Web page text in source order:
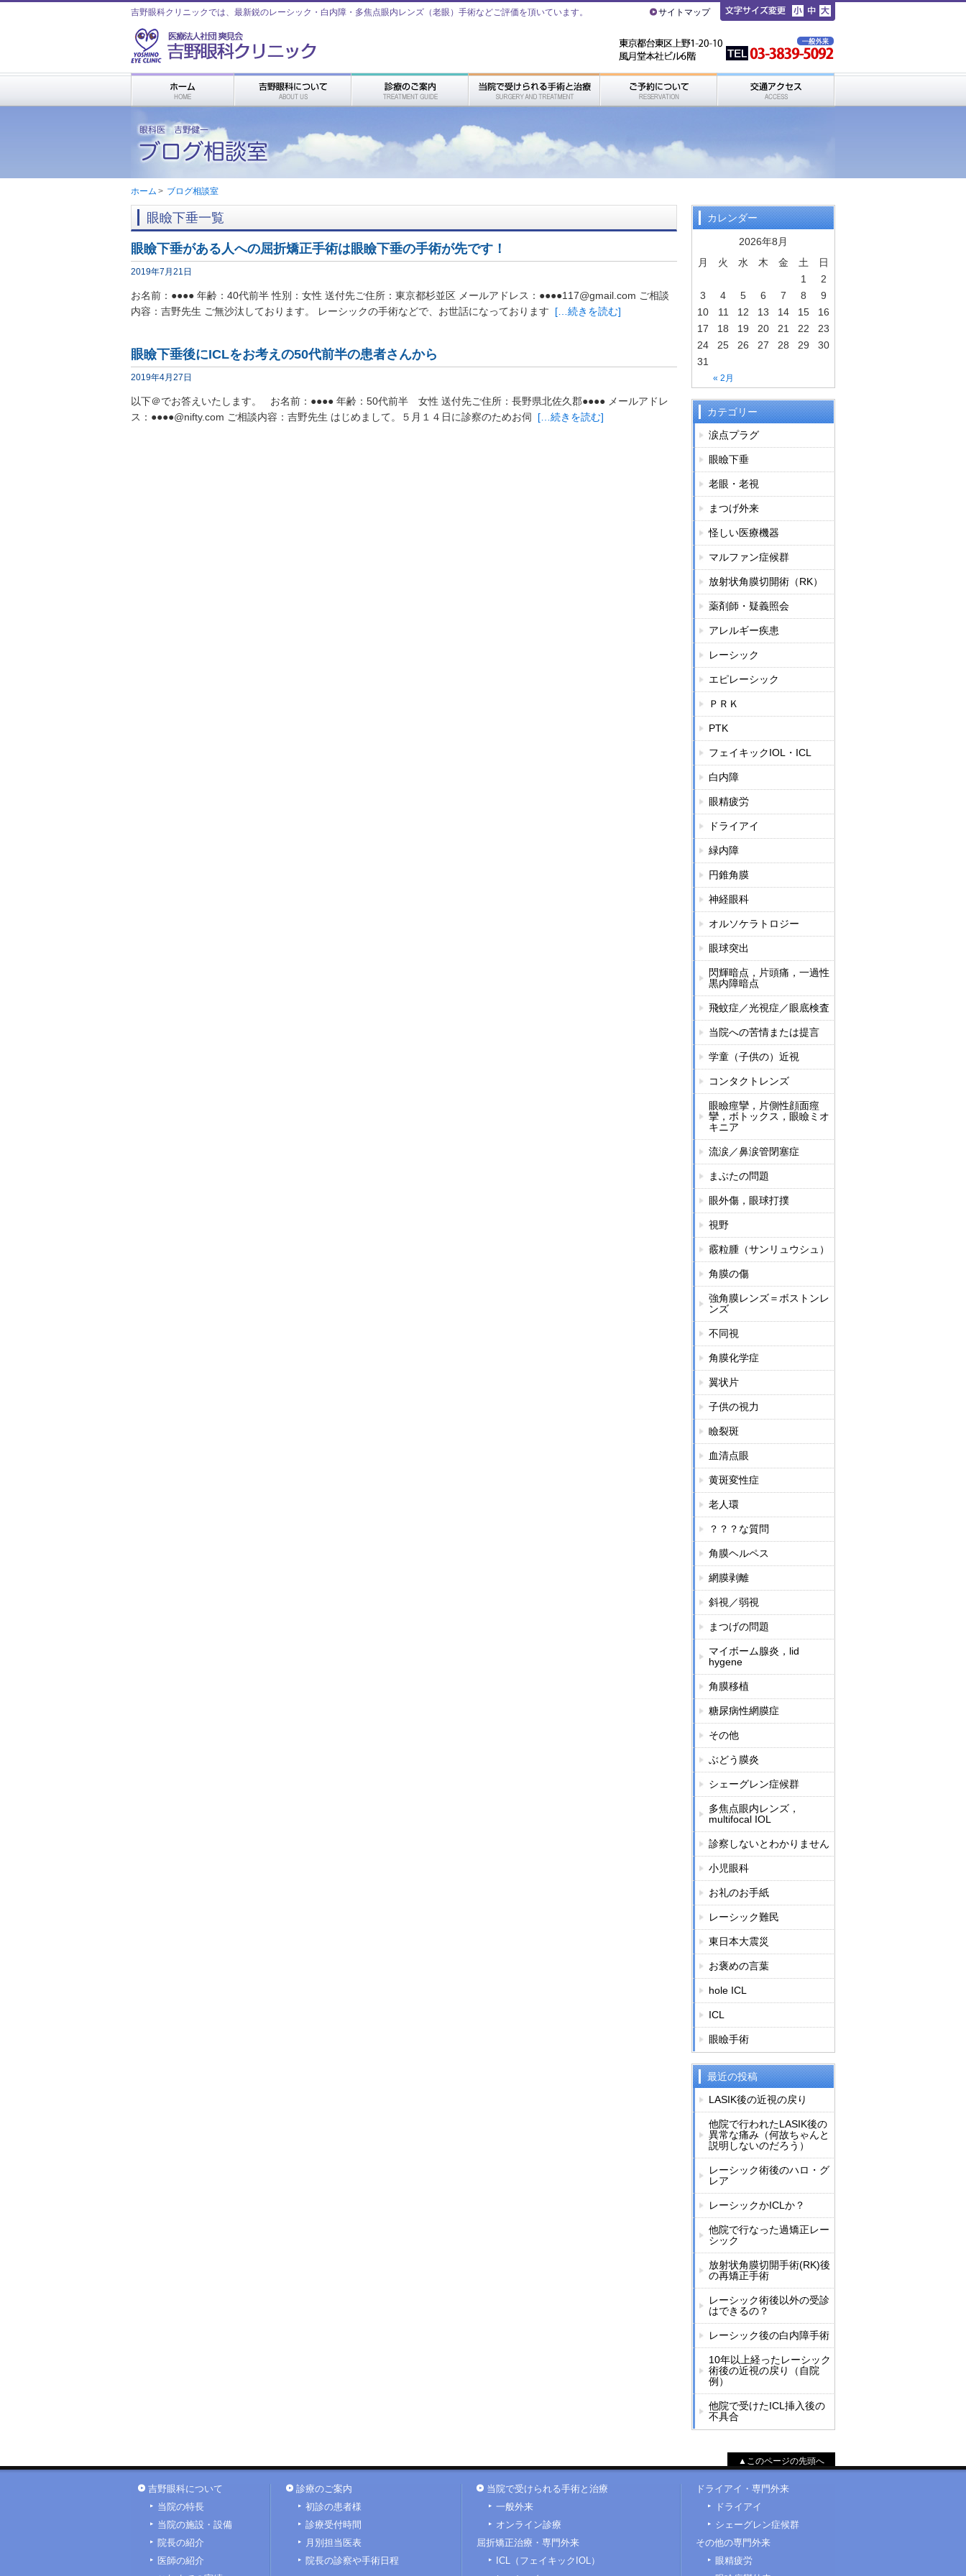
吉野眼科クリニックでは、最新鋭のレーシック・白内障・多焦点眼内レンズ（老眼）手術などご評価を頂いています。 サイトマップ
ホーム > ブログ相談室
眼瞼下垂一覧
眼瞼下垂がある人への屈折矯正手術は眼瞼下垂の手術が先です！
2019年7月21日
お名前：●●●● 年齢：40代前半 性別：女性 送付先ご住所：東京都杉並区 メールアドレス：●●●●117@gmail.com ご相談
内容：吉野先生 ご無沙汰しております。 レーシックの手術などで、お世話になっております […続きを読む]
眼瞼下垂後にICLをお考えの50代前半の患者さんから
2019年4月27日
以下＠でお答えいたします。 お名前：●●●● 年齢：50代前半 女性 送付先ご住所：長野県北佐久郡●●●● メールアドレ
ス：●●●●@nifty.com ご相談内容：吉野先生 はじめまして。５月１４日に診察のためお伺 […続きを読む]
カレンダー
2026年8月
月
火 水 木 金 土 日
« 2月
1
2
3
4 5 6 7 8
9
10
11 12 13 14 15
16
17
18 19 20 21 22
23
24
25 26 27 28 29
30
31
カテゴリー
涙点プラグ
眼瞼下垂
老眼・老視
まつげ外来
怪しい医療機器
マルファン症候群
放射状角膜切開術（RK）
薬剤師・疑義照会
アレルギー疾患
レーシック
エピレーシック
ＰＲＫ
PTK
フェイキックIOL・ICL
白内障
眼精疲労
ドライアイ
緑内障
円錐角膜
神経眼科
オルソケラトロジー
眼球突出
閃輝暗点，片頭痛，一過性
黒内障暗点
飛蚊症／光視症／眼底検査
当院への苦情または提言
学童（子供の）近視
コンタクトレンズ
眼瞼痙攣，片側性顔面痙
攣，ボトックス，眼瞼ミオ
キニア
流涙／鼻涙管閉塞症
まぶたの問題
眼外傷，眼球打撲
視野
霰粒腫（サンリュウシュ）
角膜の傷
強角膜レンズ＝ボストンレ
ンズ
不同視
角膜化学症
翼状片
子供の視力
瞼裂斑
血清点眼
黄斑変性症
老人環
？？？な質問
角膜ヘルペス
網膜剥離
斜視／弱視
まつげの問題
マイボーム腺炎，lid
hygene
角膜移植
糖尿病性網膜症
その他
ぶどう膜炎
シェーグレン症候群
多焦点眼内レンズ，
multifocal IOL
診察しないとわかりません
小児眼科
お礼のお手紙
レーシック難民
東日本大震災
お褒めの言葉
hole ICL
ICL
眼瞼手術
最近の投稿
LASIK後の近視の戻り
他院で行われたLASIK後の
異常な痛み（何故ちゃんと
説明しないのだろう）
レーシック術後のハロ・グ
レア
レーシックかICLか？
他院で行なった過矯正レー
シック
放射状角膜切開手術(RK)後
の再矯正手術
レーシック術後以外の受診
はできるの？
レーシック後の白内障手術
10年以上経ったレーシック
術後の近視の戻り（自院
例）
他院で受けたICL挿入後の
不具合
▲このページの先頭へ
吉野眼科について
当院の特長
当院の施設・設備
院長の紹介
医師の紹介
診療のご案内
初診の患者様
診療受付時間
月別担当医表
院長の診察や手術日程
当院で受けられる手術と治療
一般外来
オンライン診療
屈折矯正治療・専門外来
ICL（フェイキックIOL）
ドライアイ・専門外来
ドライアイ
シェーグレン症候群
その他の専門外来
眼精疲労